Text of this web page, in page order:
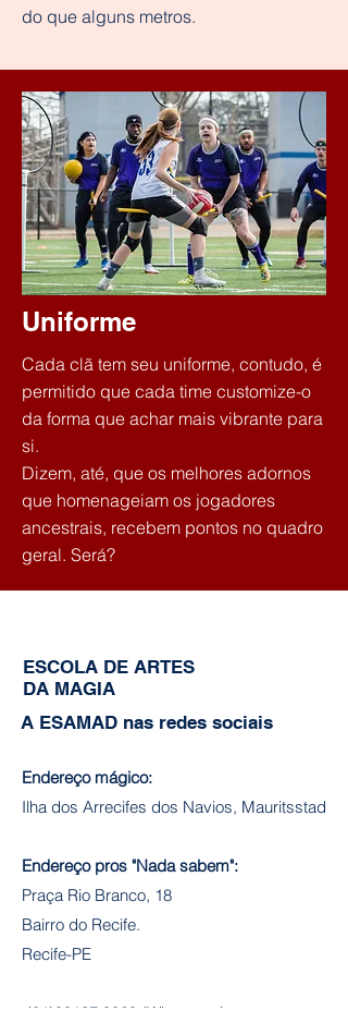
do que alguns metros.
Uniforme
Cada clã tem seu uniforme, contudo, é
permitido que cada time customize-o
da forma que achar mais vibrante para
si.
Dizem, até, que os melhores adornos
que homenageiam os jogadores
ancestrais, recebem pontos no quadro
geral. Será?
ESCOLA DE ARTES
DA MAGIA
A ESAMAD nas redes sociais
Endereço mágico:
Ilha dos Arrecifes dos Navios, Mauritsstad
Endereço pros "Nada sabem":
Praça Rio Branco, 18
Bairro do Recife.
Recife-PE
(81)99137.9969 (Whatsapp)